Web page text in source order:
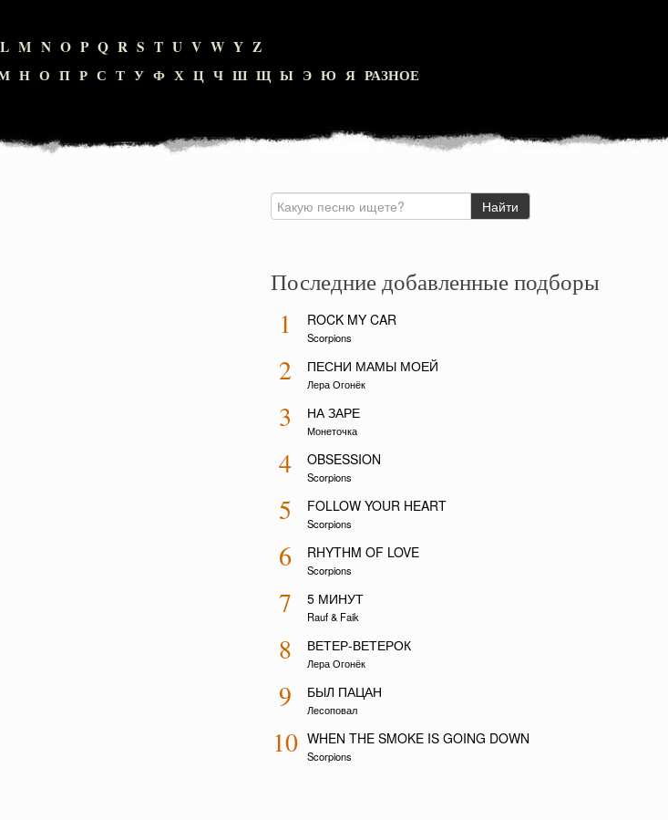
L M N O P Q R S T U V W Y Z
Н О П Р С Т У Ф Х Ц Ч Ш Щ Ы Э Ю Я РАЗНОЕ
Последние добавленные подборы
1 ROCK MY CAR
Scorpions
2 ПЕСНИ МАМЫ МОЕЙ
Лера Огонёк
3 НА ЗАРЕ
Монеточка
4 OBSESSION
Scorpions
5 FOLLOW YOUR HEART
Scorpions
6 RHYTHM OF LOVE
Scorpions
7 5 МИНУТ
Rauf & Faik
8 ВЕТЕР-ВЕТЕРОК
Лера Огонёк
9 БЫЛ ПАЦАН
Лесоповал
10 WHEN THE SMOKE IS GOING DOWN
Scorpions